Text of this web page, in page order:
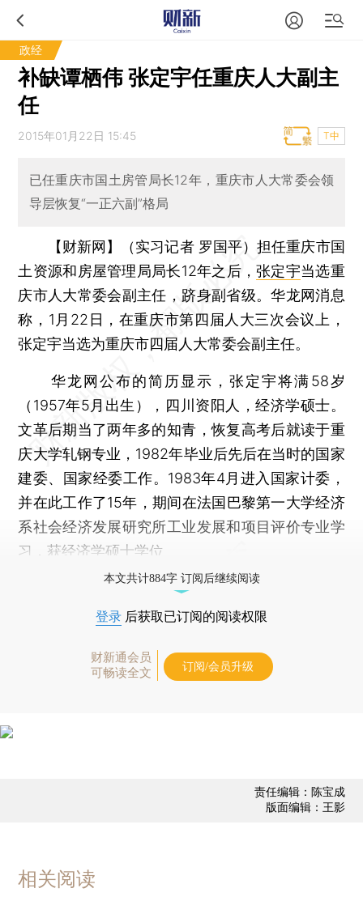
政经
补缺谭栖伟 张定宇任重庆人大副主
任
2015年01月22日 15:45 T中
已任重庆市国土房管局长12年，重庆市人大常委会领
导层恢复“一正六副”格局
【财新网】（实习记者 罗国平）担任重庆市国
土资源和房屋管理局局长12年之后，张定宇当选重
庆市人大常委会副主任，跻身副省级。华龙网消息
称，1月22日，在重庆市第四届人大三次会议上，
张定宇当选为重庆市四届人大常委会副主任。
华龙网公布的简历显示，张定宇将满58岁
（1957年5月出生），四川资阳人，经济学硕士。
文革后期当了两年多的知青，恢复高考后就读于重
庆大学轧钢专业，1982年毕业后先后在当时的国家
建委、国家经委工作。1983年4月进入国家计委，
并在此工作了15年，期间在法国巴黎第一大学经济
系社会经济发展研究所工业发展和项目评价专业学
习，获经济学硕士学位
本文共计884字 订阅后继续阅读
登录 后获取已订阅的阅读权限
财新通会员
可畅读全文
订阅/会员升级
责任编辑：陈宝成
版面编辑：王影
相关阅读